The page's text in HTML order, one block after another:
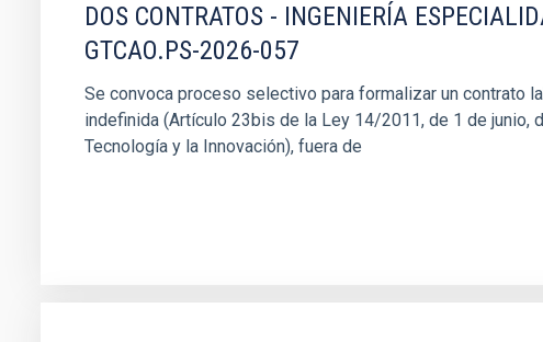
DOS CONTRATOS - INGENIERÍA
GTCAO.PS-2026-057
Se convoca proceso selectivo para formalizar un contrato
indefinida (Artículo 23bis de la Ley 14/2011, de 1 de junio,
Tecnología y la Innovación), fuera de